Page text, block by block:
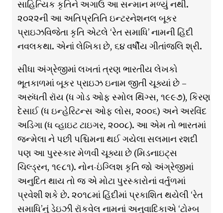
સાહિત્યિક કૃતિને અગાઉ આ સન્માન મળ્યું નથી.
૨૦૨૨ની આ અતિપ્રતિતિ ઇન્ટરનેશનલ બૂકર
પ્રાઇઝવિજેતા કૃતિ એટલે ‘રેત સમાધિ’ નામની હિંદી
નવલકથા. એનાં લેખિકા છે, ૬૪ વર્ષીય ગીતાંજલિ શ્રી.
સીધા અંગ્રેજીમાં લખતાં ત્રણ ભારતીય લેખકો
ભૂતકાળમાં બૂકર પ્રાઇઝ ઇનામ જીતી ચૂક્યાં છે –
અરુંધતી રૉય (ધ ગોડ ઓફ સ્મોલ થિંગ્સ, ૧૯૯૭), કિરણ
દેસાઈ (ધ ઇન્હેરિટન્સ ઓફ લોસ, ૨૦૦૬) અને અરવિંદ
અડિગા (ધ વ્હાઇટ ટાઇગર, ૨૦૦૮). આ એમ તો ભારતમાં
જન્મેલા ને પછી પશ્ચિમના થઈ ગયેલા સલમાન રશદી
પણ આ પુરસ્કાર મેળવી ચૂક્યા છે (મિડનાઇટ્સ
ચિલ્ડ્રન, ૧૯૮૧). નોન-ઇંગ્લિશ કૃતિ જો અંગ્રેજીમાં
અનુદિત થાય તો જ એ મોટા પુરસ્કારોનાં વર્તુળમાં
પ્રવેશી શકે છે. ૨૦૧૮માં હિંદીમાં પ્રકાશિત થયેલી ‘રેત
સમાધિ’નું ડેઇઝી રૉકવેલ નામનાં અનુવાદિકાએ ‘ટોમ્બ